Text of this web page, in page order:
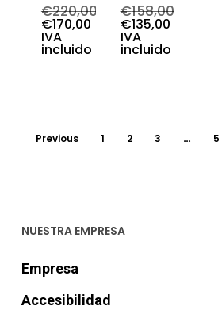
€220,00
El
precio
original
€170,00
El
precio
IVA
incluido
€158,00
El
precio
original
€135,00
El
precio
IVA
incluido
Previous 1 2 3 … 5
NUESTRA EMPRESA
Empresa
Accesibilidad